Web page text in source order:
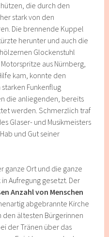
die durch den
stark von den
Die brennende Kuppel
herunter und auch die
Glockenstuhl
aus Nürnberg,
kam, konnte den
Funkenflug
die anliegenden, bereits
werden. Schmerzlich traf
Glaser- und Musikmeisters
und Gut seiner
ganze Ort und die ganze
Aufregung gesetzt. Der
Anzahl von Menschen
abgebrannte Kirche
ältesten Bürgerinnen
der Tränen über das